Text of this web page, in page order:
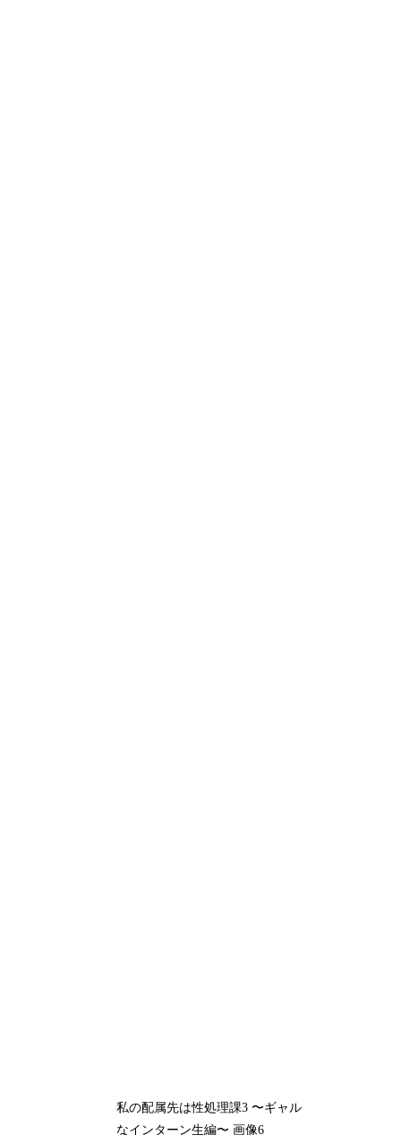
私の配属先は性処理課3 〜ギャル
なインターン生編〜 画像6